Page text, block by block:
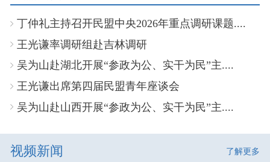
丁仲礼主持召开民盟中央2026年重点调研课题....
王光谦率调研组赴吉林调研
吴为山赴湖北开展“参政为公、实干为民”主....
王光谦出席第四届民盟青年座谈会
吴为山赴山西开展“参政为公、实干为民”主....
视频新闻 了解更多